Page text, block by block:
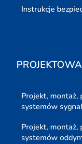
Instrukcje
Projekt, montaż,
systemów
Projekt, montaż,
systemów